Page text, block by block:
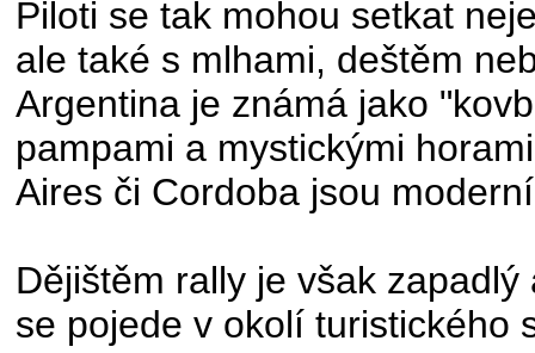
Piloti se tak mohou setkat
ale také s mlhami, deštěm
Argentina je známá jako
pampami a mystickými
Aires či Cordoba jsou
Dějištěm rally je však
se pojede v okolí turistického